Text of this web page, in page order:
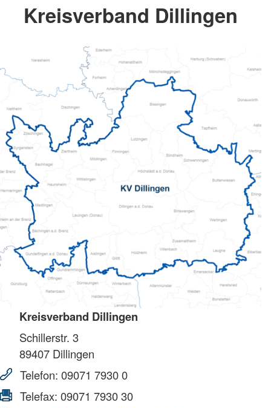
Kreisverband Dillingen
Kreisverband Dillingen
Schillerstr. 3
89407 Dillingen
Telefon: 09071 7930 0
Telefax: 09071 7930 30